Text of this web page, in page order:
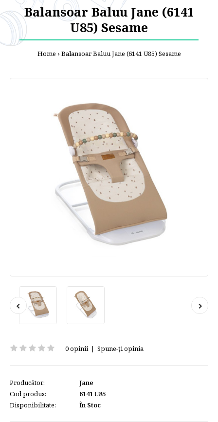
Balansoar Baluu Jane (6141
U85) Sesame
Home Balansoar Baluu Jane (6141 U85) Sesame
0 opinii| Spune-ţi opinia
Producător:
Jane
Cod produs:
6141 U85
Disponibilitate:
În Stoc